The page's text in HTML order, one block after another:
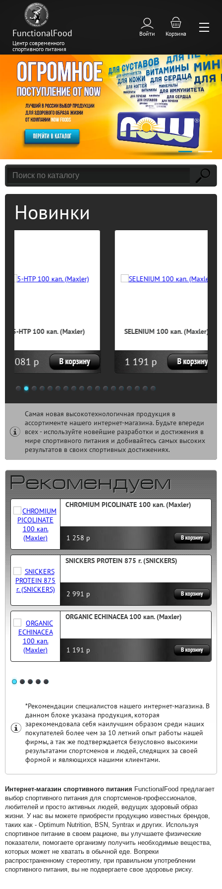
FunctionalFood
Центр современного
спортивного питания
Войти Корзина
Новинки
SELENIUM 100 кап. (Maxler)
1 191 р
RELAX &
1 410 р
1 2 3 4 5 6 7 8 9 10 11 12 13 14 15 16 17
Самая новая высокотехнологичная продукция в
ассортименте нашего интернет-магазина. Будьте впереди
всех - используйте новейшие разработки и достижения в
мире спортивного питания и добивайтесь самых высоких
результатов в своих спортивных достижениях.
CHROMIUM PICOLINATE 100 кап. (Maxler)
1 258 р
SNICKERS PROTEIN 875 г. (SNICKERS)
2 991 р
ORGANIC ECHINACEA 100 кап. (Maxler)
1 191 р
1 2 3 4
*Рекомендации специалистов нашего интернет-магазина. В
данном блоке указана продукция, которая
зарекомендовала себя наилучшим образом среди наших
покупателей более чем за 10 летний опыт работы нашей
фирмы, а так же подтверждается безусловно высокими
результатами спортсменов и людей, следящих за своей
формой и являющихся нашими клиентами.
Интернет-магазин спортивного питания FunctionalFood предлагает
выбор спортивного питания для спортсменов-профессионалов,
любителей и просто активных людей, ведущих здоровый образ
жизни. У нас вы можете приобрести продукцию известных брендов,
таких как - Optimum Nutrition, BSN, Syntrax и других. Используя
спортивное питание в своем рационе, вы улучшаете физические
показатели, помогаете организму получить необходимые вещества,
которых может не хватать в обычной еде. Вопреки
распространенному стереотипу, при правильном употреблении
спортивного питания, вы не подвергаете свое здоровье риску.